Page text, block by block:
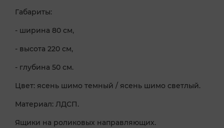
Габариты:
- ширина 80 см,
- высота 220 см,
- глубина 50 см.
Цвет: ясень шимо темный / ясень шимо светлый.
Материал: ЛДСП.
Ящики на роликовых направляющих.